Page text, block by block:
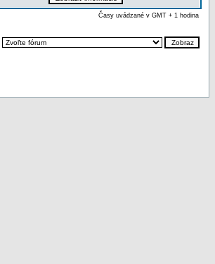
Časy uvádzané v GMT + 1 hodina